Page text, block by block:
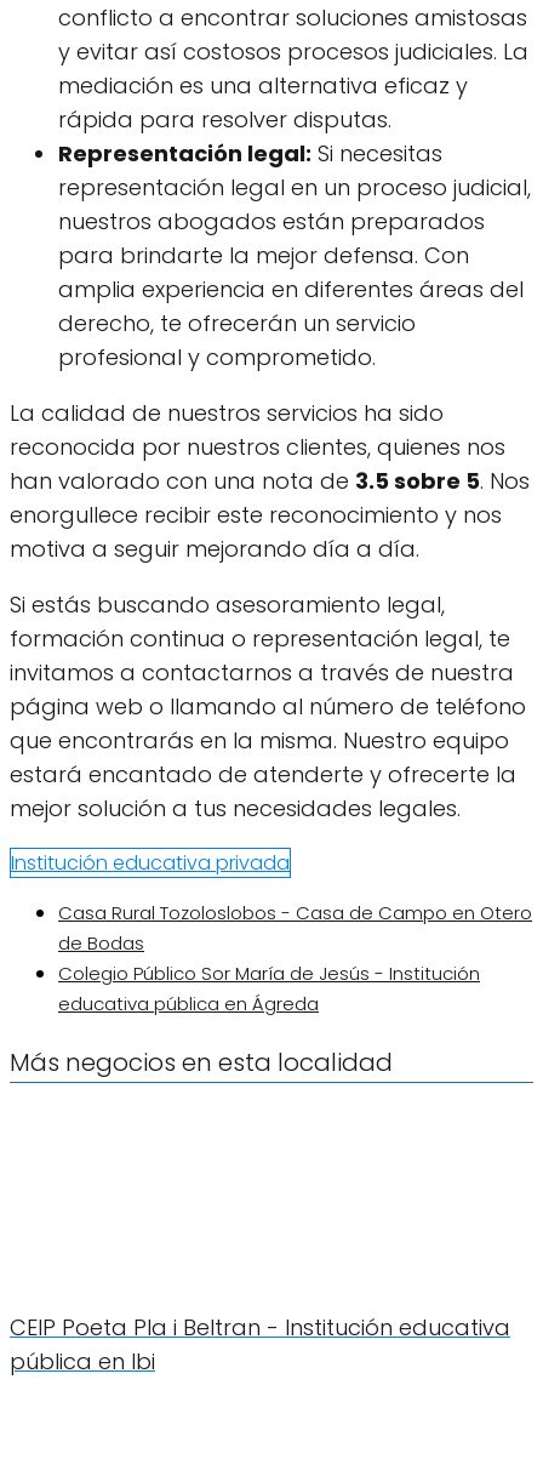
conflicto a encontrar soluciones amistosas
y evitar así costosos procesos judiciales. La
mediación es una alternativa eficaz y
rápida para resolver disputas.
Representación legal: Si necesitas
representación legal en un proceso judicial,
nuestros abogados están preparados
para brindarte la mejor defensa. Con
amplia experiencia en diferentes áreas del
derecho, te ofrecerán un servicio
profesional y comprometido.
La calidad de nuestros servicios ha sido
reconocida por nuestros clientes, quienes nos
han valorado con una nota de 3.5 sobre 5. Nos
enorgullece recibir este reconocimiento y nos
motiva a seguir mejorando día a día.
Si estás buscando asesoramiento legal,
formación continua o representación legal, te
invitamos a contactarnos a través de nuestra
página web o llamando al número de teléfono
que encontrarás en la misma. Nuestro equipo
estará encantado de atenderte y ofrecerte la
mejor solución a tus necesidades legales.
Institución educativa privada
Casa Rural Tozoloslobos - Casa de Campo en Otero
de Bodas
Colegio Público Sor María de Jesús - Institución
educativa pública en Ágreda
Más negocios en esta localidad
CEIP Poeta Pla i Beltran - Institución educativa
pública en Ibi